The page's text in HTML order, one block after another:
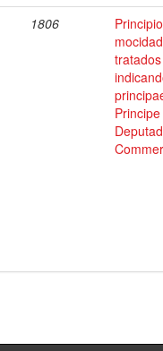
1806